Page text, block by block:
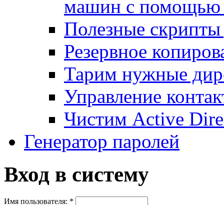
машин с помощью
Полезные
Резервное
Тарим нужные
Управление
Чистим Active
Генератор паролей
Вход в систему
Имя пользователя: *